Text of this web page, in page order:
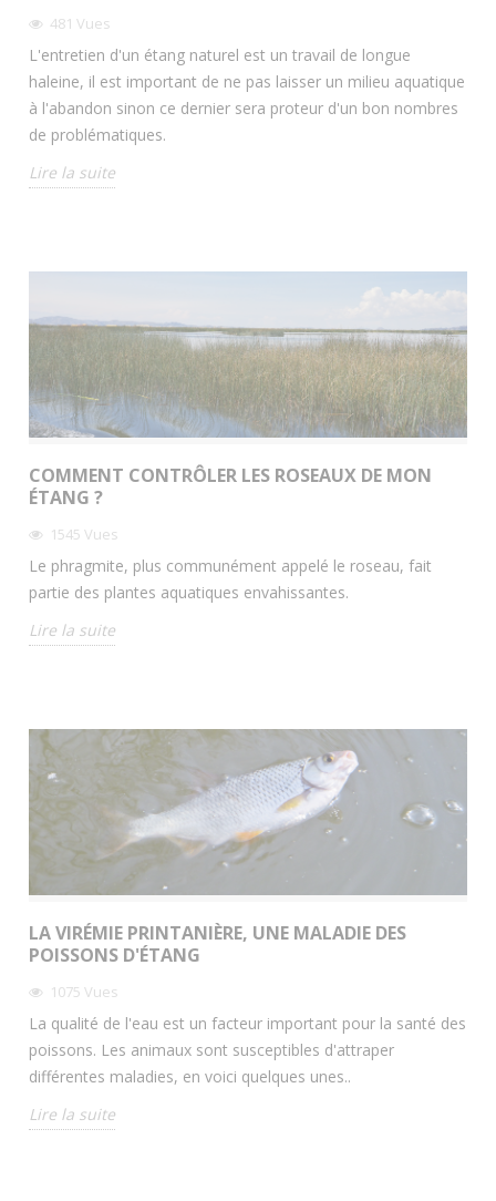
481Vues
L'entretien d'un étang naturel est un travail de longue
haleine, il est important de ne pas laisser un milieu aquatique
à l'abandon sinon ce dernier sera proteur d'un bon nombres
de problématiques.
Lire la suite
COMMENT CONTRÔLER LES ROSEAUX DE MON
ÉTANG ?
1545Vues
Le phragmite, plus communément appelé le roseau, fait
partie des plantes aquatiques envahissantes.
Lire la suite
LA VIRÉMIE PRINTANIÈRE, UNE MALADIE DES
POISSONS D'ÉTANG
1075Vues
La qualité de l'eau est un facteur important pour la santé des
poissons. Les animaux sont susceptibles d'attraper
différentes maladies, en voici quelques unes..
Lire la suite